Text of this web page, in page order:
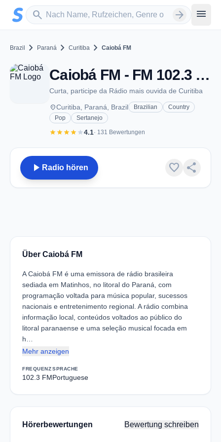
Zum Hauptinhalt springen
search
Sender suchen arrow_forward menu
Brazil chevron_right Paraná chevron_right Curitiba chevron_right Caiobá FM
Caiobá FM - FM 102.3 - Curitiba
Curta, participe da Rádio mais ouvida de Curitiba
placeCuritiba, Paraná, Brazil Brazilian
Country
Pop
Sertanejo
starstarstarstarstar4.1· 131 Bewertungen
play_arrow Radio hören favorite share
Über Caiobá FM
A Caiobá FM é uma emissora de rádio brasileira
sediada em Matinhos, no litoral do Paraná, com
programação voltada para música popular, sucessos
nacionais e entretenimento regional. A rádio combina
informação local, conteúdos voltados ao público do
litoral paranaense e uma seleção musical focada em
h…
Mehr anzeigen
FREQUENZ
102.3 FM
SPRACHE
Portuguese
Hörerbewertungen Bewertung schreiben